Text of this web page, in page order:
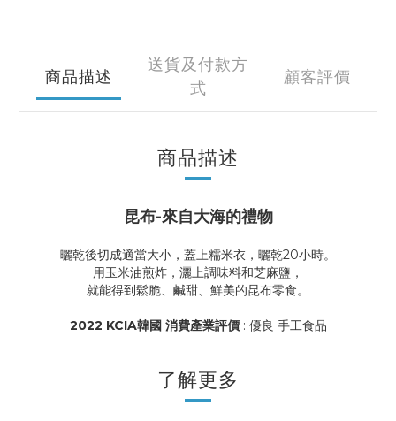
商品描述
送貨及付款方
式
顧客評價
商品描述
昆布-來自大海的禮物
曬乾後切成適當大小，蓋上糯米衣，曬乾20小時。
用玉米油煎炸，灑上調味料和芝麻鹽，
就能得到鬆脆、鹹甜、鮮美的昆布零食。
2022 KCIA韓國 消費產業評價: 優良 手工食品
了解更多